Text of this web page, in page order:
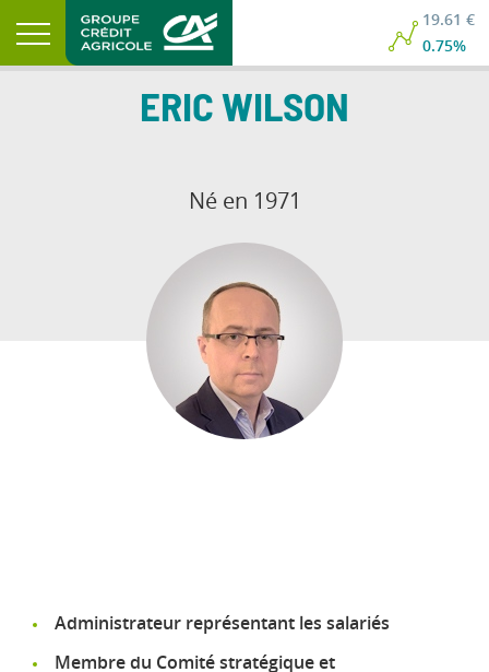
19.61 €
0.75%
ERIC WILSON
Né en 1971
Administrateur représentant les salariés
Membre du Comité stratégique et